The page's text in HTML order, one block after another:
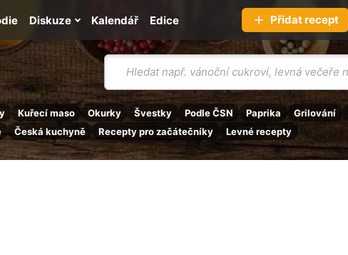
Vyhledávání
Kuřecí maso Okurky Švestky Podle ČSN Paprika Grilování
Česká kuchyně Recepty pro začátečníky Levné recepty
Kalendář
Diskuze Edice Přidat recept